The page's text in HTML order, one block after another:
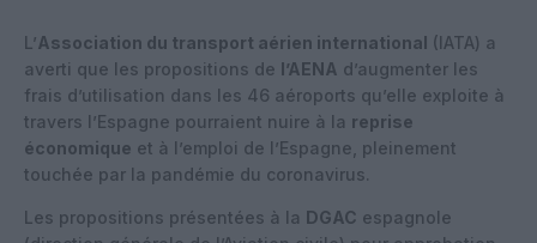
L’Association du transport aérien international (IATA) a
averti que les propositions de l’AENA d’augmenter les
frais d’utilisation dans les 46 aéroports qu’elle exploite à
travers l’Espagne pourraient nuire à la reprise
économique et à l’emploi de l’Espagne, pleinement
touchée par la pandémie du coronavirus.
Les propositions présentées à la DGAC espagnole